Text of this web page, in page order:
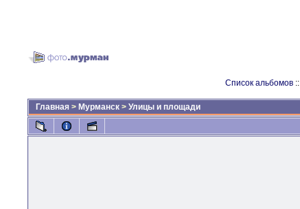
Список альбомов::
Главная > Мурманск > Улицы и площади